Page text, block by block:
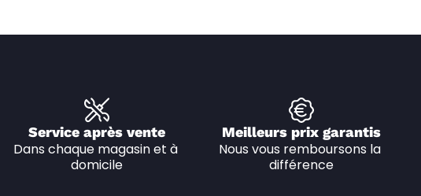
Service après vente
Dans chaque magasin et à
domicile
Meilleurs prix garantis
Nous vous remboursons la
différence